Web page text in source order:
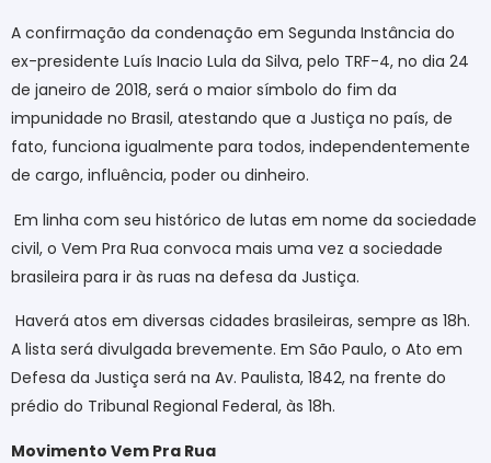
A confirmação da condenação em Segunda Instância do
ex-presidente Luís Inacio Lula da Silva, pelo TRF-4, no dia 24
de janeiro de 2018, será o maior símbolo do fim da
impunidade no Brasil, atestando que a Justiça no país, de
fato, funciona igualmente para todos, independentemente
de cargo, influência, poder ou dinheiro.
Em linha com seu histórico de lutas em nome da sociedade
civil, o Vem Pra Rua convoca mais uma vez a sociedade
brasileira para ir às ruas na defesa da Justiça.
Haverá atos em diversas cidades brasileiras, sempre as 18h.
A lista será divulgada brevemente. Em São Paulo, o Ato em
Defesa da Justiça será na Av. Paulista, 1842, na frente do
prédio do Tribunal Regional Federal, às 18h.
Movimento Vem Pra Rua